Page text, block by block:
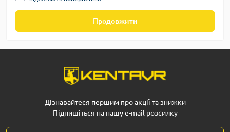
Продовжити
Дізнавайтеся першим про акції та знижки
Підпишіться на нашу e-mail розсилку